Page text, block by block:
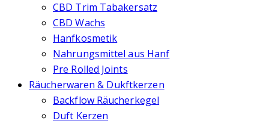
CBD Trim Tabakersatz
CBD Wachs
Hanfkosmetik
Nahrungsmittel aus Hanf
Pre Rolled Joints
Räucherwaren & Dukftkerzen
Backflow Räucherkegel
Duft Kerzen